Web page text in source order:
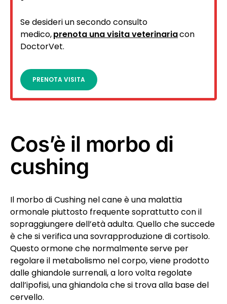
Se desideri un secondo consulto
medico,prenota una visita veterinariacon
DoctorVet.
PRENOTA VISITA
Cos’è il morbo di
cushing
Il morbo di Cushing nel cane è una malattia
ormonale piuttosto frequente soprattutto con il
sopraggiungere dell’età adulta. Quello che succede
è che si verifica una sovrapproduzione di cortisolo.
Questo ormone che normalmente serve per
regolare il metabolismo nel corpo, viene prodotto
dalle ghiandole surrenali, a loro volta regolate
dall’ipofisi, una ghiandola che si trova alla base del
cervello.